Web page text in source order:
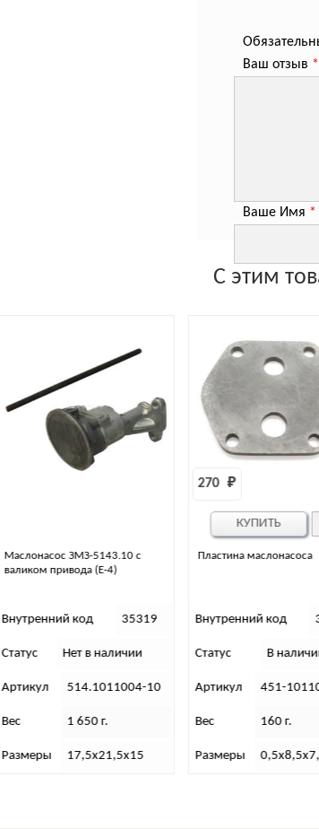
Ваш отзыв *
Ваше Имя *
С этим
Пластина маслонасоса
Внутренний код 35124
Статус В наличии
Артикул 451-1011051-10
Вес 160 г.
Размеры 0,5х8,5х7,2
Маслоприемник ВК-451
316 ₽
Внутренний код
Статус В
Артикул
Вес 287 г.
Размеры 12х6х12
КУПИТЬ